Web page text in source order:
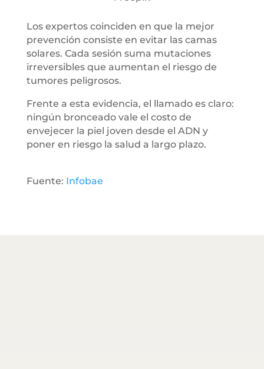
Los expertos coinciden en que la mejor
prevención consiste en evitar las camas
solares. Cada sesión suma mutaciones
irreversibles que aumentan el riesgo de
tumores peligrosos.
Frente a esta evidencia, el llamado es claro:
ningún bronceado vale el costo de
envejecer la piel joven desde el ADN y
poner en riesgo la salud a largo plazo.
Fuente: Infobae